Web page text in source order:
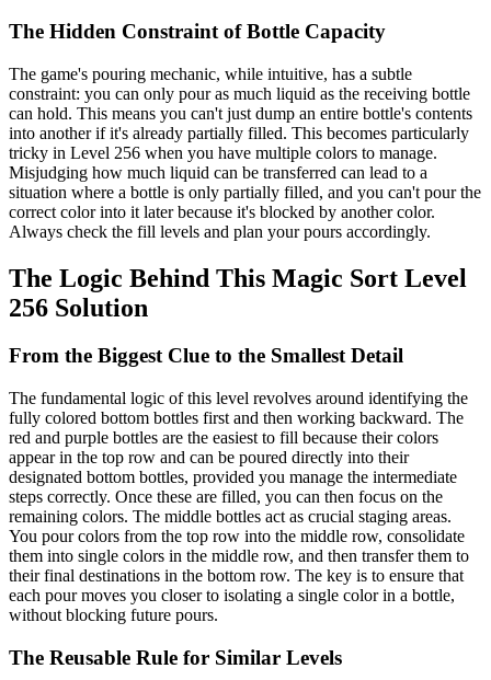
The Hidden Constraint of Bottle Capacity
The game's pouring mechanic, while intuitive, has a subtle
constraint: you can only pour as much liquid as the receiving bottle
can hold. This means you can't just dump an entire bottle's contents
into another if it's already partially filled. This becomes particularly
tricky in Level 256 when you have multiple colors to manage.
Misjudging how much liquid can be transferred can lead to a
situation where a bottle is only partially filled, and you can't pour the
correct color into it later because it's blocked by another color.
Always check the fill levels and plan your pours accordingly.
The Logic Behind This Magic Sort Level
256 Solution
From the Biggest Clue to the Smallest Detail
The fundamental logic of this level revolves around identifying the
fully colored bottom bottles first and then working backward. The
red and purple bottles are the easiest to fill because their colors
appear in the top row and can be poured directly into their
designated bottom bottles, provided you manage the intermediate
steps correctly. Once these are filled, you can then focus on the
remaining colors. The middle bottles act as crucial staging areas.
You pour colors from the top row into the middle row, consolidate
them into single colors in the middle row, and then transfer them to
their final destinations in the bottom row. The key is to ensure that
each pour moves you closer to isolating a single color in a bottle,
without blocking future pours.
The Reusable Rule for Similar Levels